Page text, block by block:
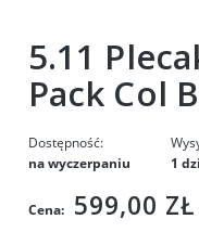
5.11
Pack Col
Dostępność:
na wyczerpaniu
1
Cena: 599,00 ZŁ